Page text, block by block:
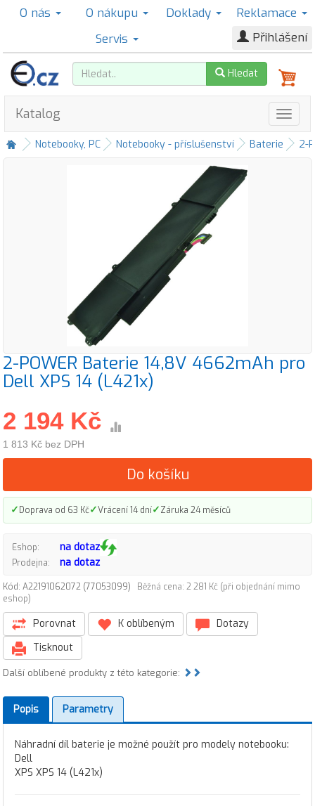
O nás O nákupu Doklady
Reklamace
Servis
Přihlášení
Hledat
Katalog
Notebooky, PC Notebooky - příslušenství Baterie 2-
2-POWER Baterie 14,8V 4662mAh pro
Dell XPS 14 (L421x)
2 194 Kč
1 813 Kč bez DPH
Do košíku
✓Doprava od 63 Kč✓Vrácení 14 dní✓Záruka 24 měsíců
Eshop: na dotaz
Prodejna: na dotaz
Kód: A22191062072 (77053099)
Běžná cena: 2 281 Kč (při objednání mimo
eshop)
Porovnat K oblíbeným
Dotazy
Tisknout
Další oblíbené produkty z této kategorie:
Popis Parametry
Náhradní díl baterie je možné použít pro modely notebooku:
Dell
XPS XPS 14 (L421x)